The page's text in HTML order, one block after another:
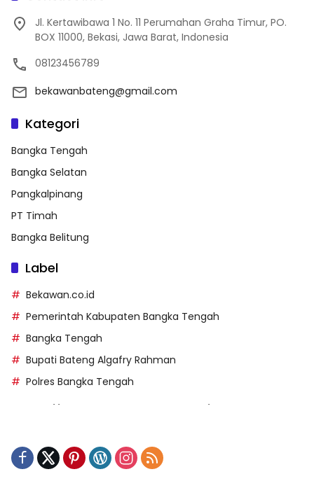
Jl. Kertawibawa 1 No. 11 Perumahan Graha Timur, PO.
BOX 11000, Bekasi, Jawa Barat, Indonesia
08123456789
bekawanbateng@gmail.com
Kategori
Bangka Tengah
Bangka Selatan
Pangkalpinang
PT Timah
Bangka Belitung
Label
Bekawan.co.id
Pemerintah Kabupaten Bangka Tengah
Bangka Tengah
Bupati Bateng Algafry Rahman
Polres Bangka Tengah
https://kecsitim.sitarokab.go.id/